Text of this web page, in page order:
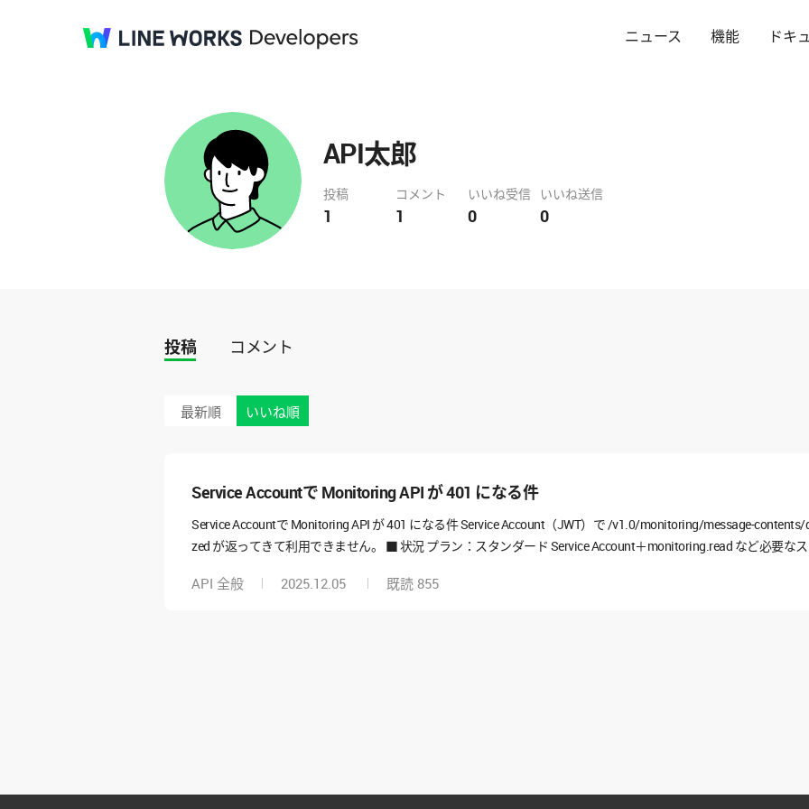
ニュース 機能 ドキ
API太郎
投稿
1
コメント
1
いいね受信
0
いいね送信
0
投稿 コメント
最新順 いいね順
Service Accountで Monitoring API が 401 になる件
Service Accountで Monitoring API が 401 になる件 Service Account（JWT）で /v1.0/monitoring/message-
zed が返ってきて利用できません。 ■ 状況 プラン：スタンダード Service Account＋monitoring.read など必要なス
いる点 ドキュメントには 「Service Account と、管理者画面で“モニタリング→トーク内容”権限が必要」 とありま
API 全般 2025.12.05 既読 855